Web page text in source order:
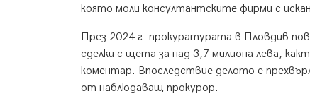
която моли консултантските фирми с
През 2024 г. прокуратурата в Пловдив
сделки с щета за над 3,7 милиона лева,
коментар. Впоследствие делото е
от наблюдаващ прокурор.